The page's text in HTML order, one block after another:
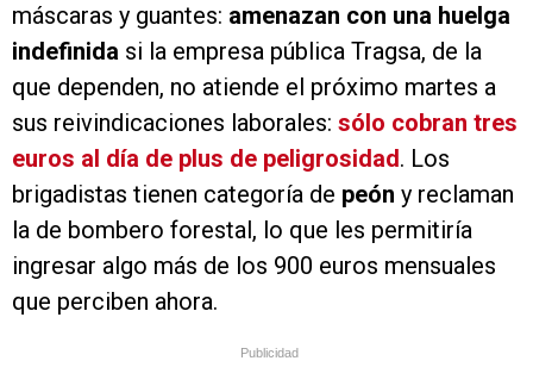
máscaras y guantes: amenazan con una huelga
indefinida si la empresa pública Tragsa, de la
que dependen, no atiende el próximo martes a
sus reivindicaciones laborales: sólo cobran tres
euros al día de plus de peligrosidad. Los
brigadistas tienen categoría de peón y reclaman
la de bombero forestal, lo que les permitiría
ingresar algo más de los 900 euros mensuales
que perciben ahora.
Publicidad